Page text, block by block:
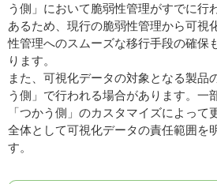
う側」において脆弱性管理がすでに行
あるため、現行の脆弱性管理から可視
性管理へのスムーズな移行手段の確保
ります。
また、可視化データの対象となる製品
う側」で行われる場合があります。一
「つかう側」のカスタマイズによって
全体として可視化データの責任範囲を
す。